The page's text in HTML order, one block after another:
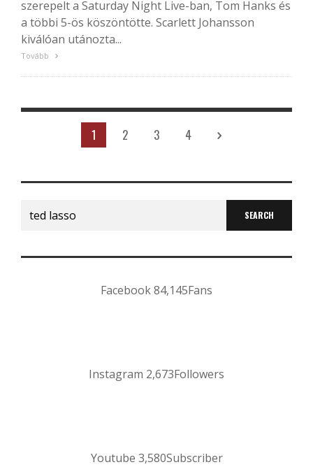
szerepelt a Saturday Night Live-ban, Tom Hanks és
a többi 5-ös köszöntötte. Scarlett Johansson
kiválóan utánozta...
Tovább
1 2 3 4
Search
for:
Facebook84,145Fans
Instagram 2,673Followers
Youtube 3,580Subscriber